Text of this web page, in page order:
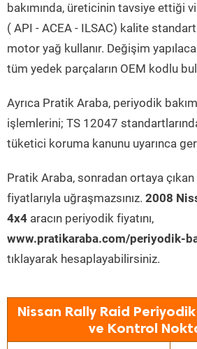
bakımında, üreticinin tavsiye ettiği
( API - ACEA - ILSAC) kalite
motor yağ kullanır. Değişim
tüm yedek parçaların OEM kodlu
Ayrıca Pratik Araba, periyodik
işlemlerini; TS 12047
tüketici koruma kanunu uyarınca
Pratik Araba, sonradan ortaya
fiyatlarıyla uğraşmazsınız. 2008
4x4 aracın periyodik fiyatını,
www.pratikaraba.com/periyodik-
tıklayarak hesaplayabilirsiniz.
Nissan Rally Raid
ve Kontrol